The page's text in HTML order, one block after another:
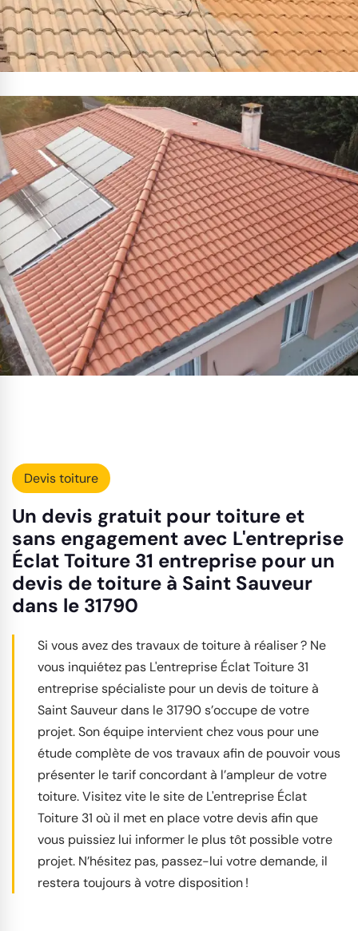
Devis toiture
Un devis gratuit pour toiture et
sans engagement avec L'entreprise
Éclat Toiture 31 entreprise pour un
devis de toiture à Saint Sauveur
dans le 31790
Si vous avez des travaux de toiture à réaliser ? Ne
vous inquiétez pas L'entreprise Éclat Toiture 31
entreprise spécialiste pour un devis de toiture à
Saint Sauveur dans le 31790 s’occupe de votre
projet. Son équipe intervient chez vous pour une
étude complète de vos travaux afin de pouvoir vous
présenter le tarif concordant à l’ampleur de votre
toiture. Visitez vite le site de L'entreprise Éclat
Toiture 31 où il met en place votre devis afin que
vous puissiez lui informer le plus tôt possible votre
projet. N’hésitez pas, passez-lui votre demande, il
restera toujours à votre disposition !